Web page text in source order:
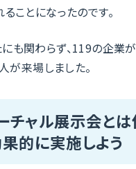
ことになったのです。
も関わらず、119の企業が
が来場しました。
チャル展示会と
的に実施しよう